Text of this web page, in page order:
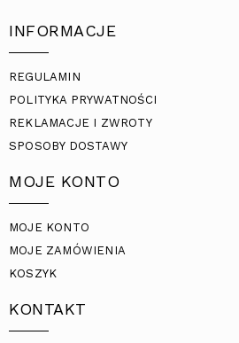
INFORMACJE
REGULAMIN
POLITYKA PRYWATNOŚCI
REKLAMACJE I ZWROTY
SPOSOBY DOSTAWY
MOJE KONTO
MOJE KONTO
MOJE ZAMÓWIENIA
KOSZYK
KONTAKT